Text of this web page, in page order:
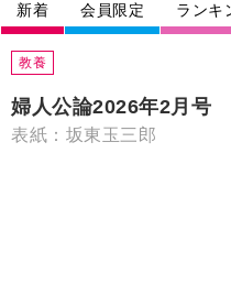
新着 会員限定 ランキ
教養
婦人公論2026年2月号
表紙：坂東玉三郎